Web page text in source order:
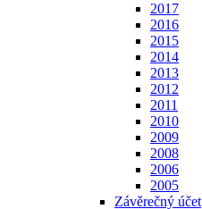
2017
2016
2015
2014
2013
2012
2011
2010
2009
2008
2006
2005
Závěrečný účet